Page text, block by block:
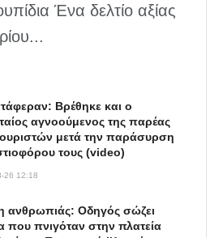
Ένα δελτίο αξίας
Βρέθηκε και ο
αγνοούμενος της παρέας
μετά την παράσυρση
τους (video)
26 12:18
ανθρωπιάς: Οδηγός σώζει
που πνιγόταν στην πλατεία